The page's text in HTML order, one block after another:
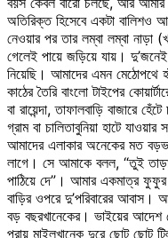
অতিরিক্ত হিসেবে একটা বালিশও
নেওয়ার পর তার লম্বা লম্বা
গেলেই পায়ে জড়িয়ে যায়।
নিয়েছি। আমাদের এমন মেঠোপথে
কাঠের তৈরি বাংলো টাইপের
বা রায়েন্দা, তাফালবাড়ি বাজারে
গ্রাম বা চালিতাবুনিয়া হাটে
আমাদের এলাকার অনেকের মত
লাগে। সে আমাকে বলল, “তুই
পাঠিয়ে দে”। আমার একমাত্র
বাড়ির ওপরে দু’পরিবারের
বড় বছরখানেকের। ভাইয়ের আদেশ
প্রায় মাইলখানেক দুরে ছোট ছোট